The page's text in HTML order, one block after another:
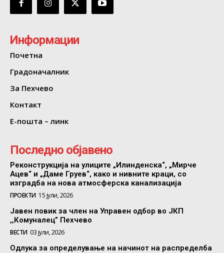
Информации
Почетна
Градоначалник
За Пехчево
Контакт
Е-пошта – линк
Последно објавено
Реконструкција на улиците „Илинденска“, „Мирче
Ацев“ и „Даме Груев“, како и нивните краци, со
изградба на нова атмосферска канализација
ПРОЕКТИ 15 јули, 2026
Јавен повик за член на Управен одбор во ЈКП
,,Комуналец” Пехчево
ВЕСТИ 03 јули, 2026
Одлука за определување на начинот на распределба